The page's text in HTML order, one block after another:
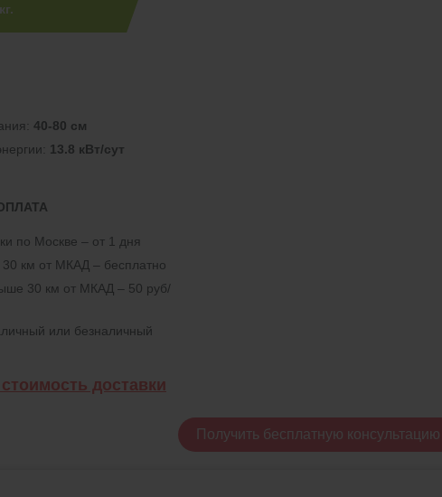
40-80 см
13.8 кВт/сут
по Москве – от 1 дня
30 км от МКАД – бесплатно
30 км от МКАД – 50 руб/
или безналичный
доставки
Получить бесплатную консультацию